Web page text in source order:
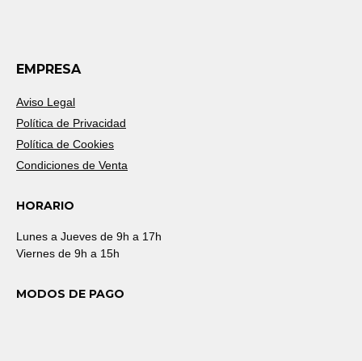
EMPRESA
Aviso Legal
Política de Privacidad
Política de Cookies
Condiciones de Venta
HORARIO
Lunes a Jueves de 9h a 17h
Viernes de 9h a 15h
MODOS DE PAGO